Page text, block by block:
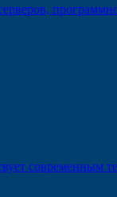
современным